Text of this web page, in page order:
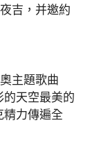
吉，并邀約
主題歌曲
的天空最美的
精力傳遍全